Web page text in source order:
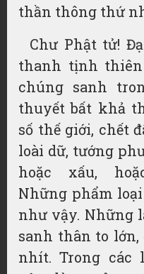
thần thông thứ
Chư Phật tử!
thanh tịnh
chúng sanh
thuyết bất khả
số thế giới, chết
loài dữ, tướng
hoặc xấu,
Những phẩm loại
như vậy. Những
sanh thân to
nhít. Trong các